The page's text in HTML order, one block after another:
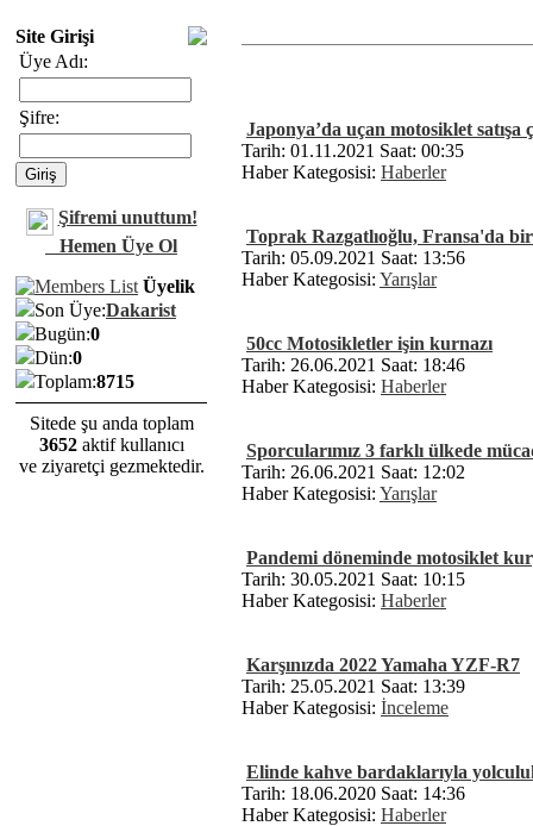
Site Girişi
Üye Adı:
Şifre:
Şifremi unuttum!
Hemen Üye Ol
Üyelik
Son Üye:Dakarist
Bugün:0
Dün:0
Toplam:8715
Sitede şu anda toplam
3652aktif kullanıcı
ve ziyaretçi gezmektedir.
Japonya’da uçan motosiklet satışa
Tarih: 01.11.2021 Saat: 00:35
Haber Kategosisi: Haberler
Toprak Razgatlıoğlu, Fransa'da
Tarih: 05.09.2021 Saat: 13:56
Haber Kategosisi: Yarışlar
50cc Motosikletler işin kurnazı
Tarih: 26.06.2021 Saat: 18:46
Haber Kategosisi: Haberler
Sporcularımız 3 farklı ülkede
Tarih: 26.06.2021 Saat: 12:02
Haber Kategosisi: Yarışlar
Pandemi döneminde motosiklet
Tarih: 30.05.2021 Saat: 10:15
Haber Kategosisi: Haberler
Karşınızda 2022 Yamaha YZF-R7
Tarih: 25.05.2021 Saat: 13:39
Haber Kategosisi: İnceleme
Elinde kahve bardaklarıyla
Tarih: 18.06.2020 Saat: 14:36
Haber Kategosisi: Haberler